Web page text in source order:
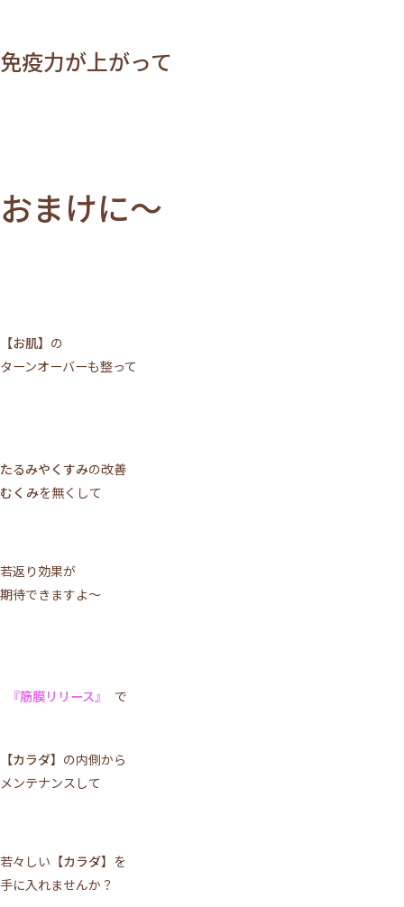
施術について
ご利用の流れ
BLOG
免疫力が上がって
おまけに～
【お肌】 の
ターンオーバーも整って
たるみやくすみの改善
むくみを無くして
若返り効果が
期待できますよ～
『筋膜リリース』 で
【カラダ】 の内側から
メンテナンスして
若々しい 【カラダ】 を
手に入れませんか？